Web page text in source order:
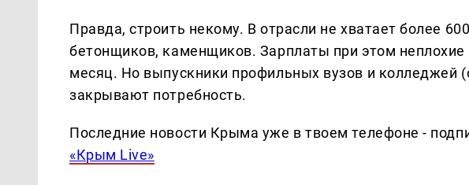
Правда, строить некому. В отрасли не хватает более
бетонщиков, каменщиков. Зарплаты при этом
месяц. Но выпускники профильных вузов и колледжей
закрывают потребность.
Последние новости Крыма уже в твоем телефоне -
«Крым Live»